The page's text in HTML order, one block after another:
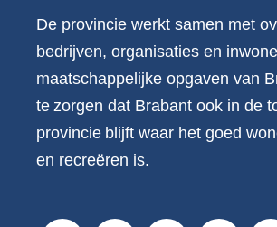
De provincie werkt samen met
bedrijven, organisaties en
maatschappelijke opgaven van
te zorgen dat Brabant ook in de
provincie blijft waar het goed
en recreëren is.